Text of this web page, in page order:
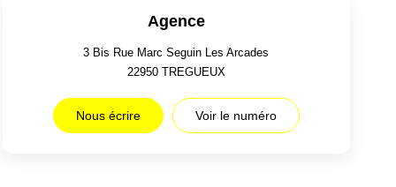
Agence
3 Bis Rue Marc Seguin Les Arcades
22950 TREGUEUX
Nous écrire Voir le numéro